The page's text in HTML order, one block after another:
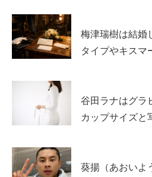
「樹」という漢字で“じゅり
考え方
「由来は分かったけど、漢字と
疑問も自然です。ここでは、難
「樹」を辞書的に読むと、一般
梅津瑞樹は結婚
タイプやキスマ
谷田ラナはグラ
カップサイズと
葵揚（あおいよ